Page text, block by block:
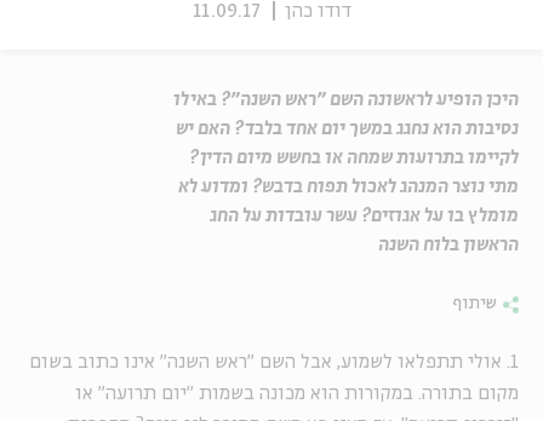
דודו כהן 11.09.17
היכן הופיע לראשונה השם "ראש השנה"? באילו
נסיבות הוא נחגג במשך יום אחד בלבד? האם יש
לקיימו בתרועות שמחה או בחשש מיום הדין?
מתי נוצר המנהג לאכול תפוח בדבש? ומדוע לא
מומלץ בו על אגוזים? עשר עובדות על החג
הראשון בלוח השנה
שיתוף
1. אולי תתפלאו לשמוע, אבל השם "ראש השנה" אינו כתוב בשום
מקום בתורה. במקורות הוא מכונה בשמות "יום תרועה" או